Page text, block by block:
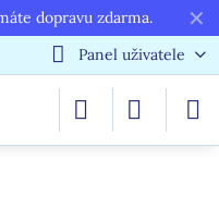
✕
dopravu zdarma.
Panel uživatele